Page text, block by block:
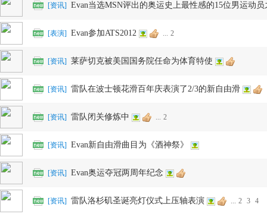
滑
冰
[资讯] Evan当选MSN评出的奥运史上最性感的15位男运动员
[表演] Evan参加ATS2012 ... 2
[资讯] 莱萨切克被美国国务院任命为体育特使
[资讯] 雷队在波士顿花滑百年庆表演了2/3的新自由滑
[资讯] 雷队闭关修炼中 ... 2
[资讯] Evan新自由滑曲目为《酒神祭》
[资讯] Evan奥运夺冠两周年纪念
[资讯] 雷队洛杉矶圣诞亮灯仪式上压轴表演 ... 2 3 4